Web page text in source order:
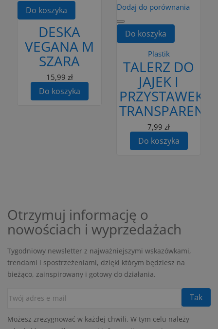
Do koszyka
DESKA
VEGANA M
SZARA
15,99 zł
Do koszyka
Dodaj do porównania
Do koszyka
Plastik
TALERZ DO
JAJEK I
PRZYSTAWEK
7,99 zł
Do koszyka
Otrzymuj informację o
nowościach i wyprzedażach
Tygodniowy newsletter z najważniejszymi wskazówkami,
trendami i spostrzeżeniami, dzięki którym będziesz na
bieżąco, zainspirowany i gotowy do działania.
Możesz zrezygnować w każdej chwili. W tym celu należy